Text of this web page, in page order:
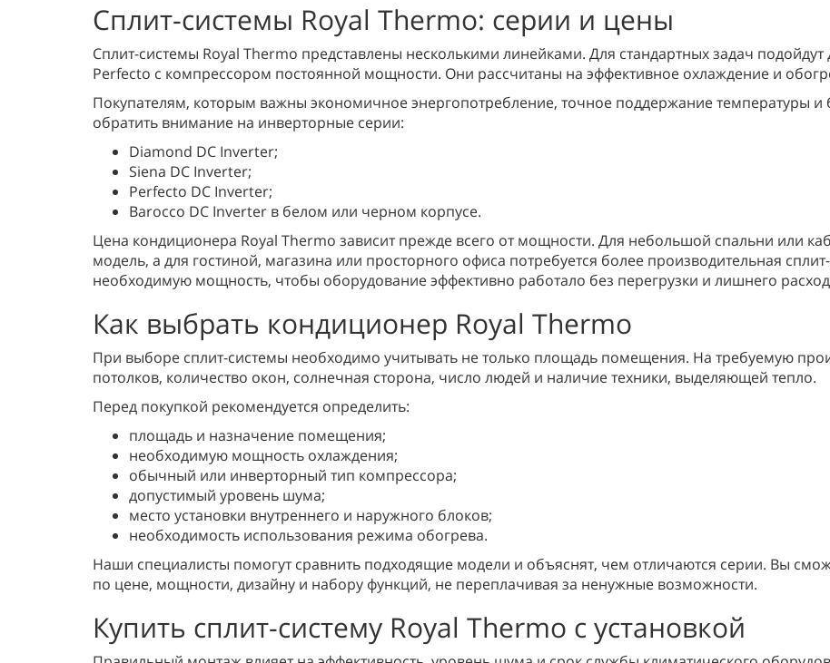
Сплит-системы Royal Thermo: серии и цены
Сплит-системы Royal Thermo представлены несколькими линейками. Для стандартных задач
Perfecto с компрессором постоянной мощности. Они рассчитаны на эффективное охлаждение и
Покупателям, которым важны экономичное энергопотребление, точное поддержание температуры и
обратить внимание на инверторные серии:
Diamond DC Inverter;
Siena DC Inverter;
Perfecto DC Inverter;
Barocco DC Inverter в белом или черном корпусе.
Цена кондиционера Royal Thermo зависит прежде всего от мощности. Для небольшой спальни или
модель, а для гостиной, магазина или просторного офиса потребуется более производительная
необходимую мощность, чтобы оборудование эффективно работало без перегрузки и лишнего
Как выбрать кондиционер Royal Thermo
При выборе сплит-системы необходимо учитывать не только площадь помещения. На требуемую
потолков, количество окон, солнечная сторона, число людей и наличие техники, выделяющей тепло.
Перед покупкой рекомендуется определить:
площадь и назначение помещения;
необходимую мощность охлаждения;
обычный или инверторный тип компрессора;
допустимый уровень шума;
место установки внутреннего и наружного блоков;
необходимость использования режима обогрева.
Наши специалисты помогут сравнить подходящие модели и объяснят, чем отличаются серии. Вы
по цене, мощности, дизайну и набору функций, не переплачивая за ненужные возможности.
Купить сплит-систему Royal Thermo с установкой